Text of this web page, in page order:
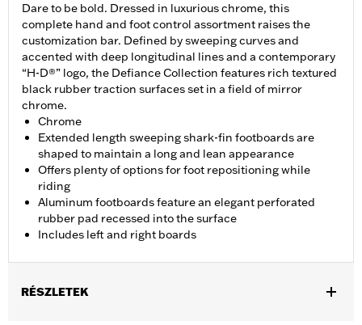
Dare to be bold. Dressed in luxurious chrome, this
complete hand and foot control assortment raises the
customization bar. Defined by sweeping curves and
accented with deep longitudinal lines and a contemporary
“H-D®” logo, the Defiance Collection features rich textured
black rubber traction surfaces set in a field of mirror
chrome.
Chrome
Extended length sweeping shark-fin footboards are
shaped to maintain a long and lean appearance
Offers plenty of options for foot repositioning while
riding
Aluminum footboards feature an elegant perforated
rubber pad recessed into the surface
Includes left and right boards
RÉSZLETEK